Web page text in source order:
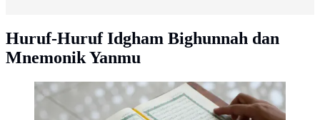
Huruf-Huruf Idgham Bighunnah dan
Mnemonik Yanmu